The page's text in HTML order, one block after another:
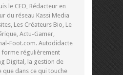
le CEO, Rédacteur en
du réseau Kassi Media
Les Créateurs Bio, Le
Actu-Gamer,
Foot.com. Autodidacte
forme régulièrement
Digital, la gestion de
que dans ce qui touche